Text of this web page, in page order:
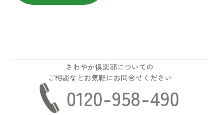
さわやか倶楽部についての
ご相談などお気軽にお問合せください
0120-958-490